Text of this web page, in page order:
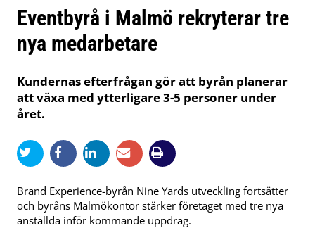
Eventbyrå i Malmö rekryterar tre
nya medarbetare
Kundernas efterfrågan gör att byrån planerar
att växa med ytterligare 3-5 personer under
året.
Brand Experience-byrån Nine Yards utveckling fortsätter
och byråns Malmökontor stärker företaget med tre nya
anställda inför kommande uppdrag.